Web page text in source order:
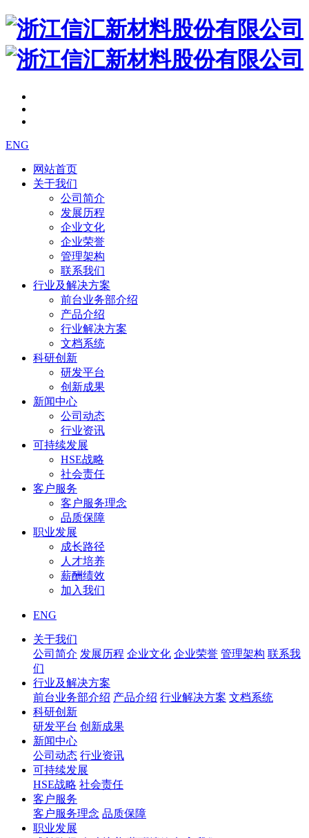
ENG
网站首页
关于我们
公司简介
发展历程
企业文化
企业荣誉
管理架构
联系我们
行业及解决方案
前台业务部介绍
产品介绍
行业解决方案
文档系统
科研创新
研发平台
创新成果
新闻中心
公司动态
行业资讯
可持续发展
HSE战略
社会责任
客户服务
客户服务理念
品质保障
职业发展
成长路径
人才培养
薪酬绩效
加入我们
ENG
关于我们
公司简介 发展历程 企业文化 企业荣誉 管理架构 联系我
们
行业及解决方案
前台业务部介绍 产品介绍 行业解决方案 文档系统
科研创新
研发平台 创新成果
新闻中心
公司动态 行业资讯
可持续发展
HSE战略 社会责任
客户服务
客户服务理念 品质保障
职业发展